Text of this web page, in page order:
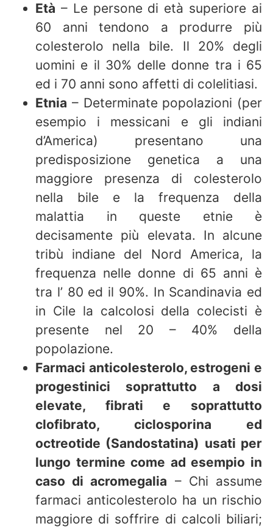
Età – Le persone di età superiore ai
60 anni tendono a produrre più
colesterolo nella bile. Il 20% degli
uomini e il 30% delle donne tra i 65
ed i 70 anni sono affetti di colelitiasi.
Etnia – Determinate popolazioni (per
esempio i messicani e gli indiani
d’America) presentano una
predisposizione genetica a una
maggiore presenza di colesterolo
nella bile e la frequenza della
malattia in queste etnie è
decisamente più elevata. In alcune
tribù indiane del Nord America, la
frequenza nelle donne di 65 anni è
tra l’ 80 ed il 90%. In Scandinavia ed
in Cile la calcolosi della colecisti è
presente nel 20 – 40% della
popolazione.
Farmaci anticolesterolo, estrogeni e
progestinici soprattutto a dosi
elevate, fibrati e soprattutto
clofibrato, ciclosporina ed
octreotide (Sandostatina) usati per
lungo termine come ad esempio in
caso di acromegalia – Chi assume
farmaci anticolesterolo ha un rischio
maggiore di soffrire di calcoli biliari;